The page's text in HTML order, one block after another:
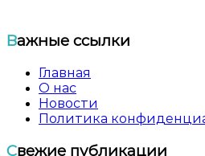
Важные ссылки
Главная
О нас
Новости
Политика
Свежие публикации